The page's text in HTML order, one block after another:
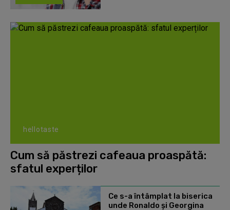
hellotaste
Cum să păstrezi cafeaua proaspătă:
sfatul experților
Ce s-a întâmplat la biserica
unde Ronaldo şi Georgina